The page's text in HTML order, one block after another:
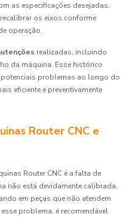
as especificações desejadas.
os eixos conforme
operação.
realizadas, incluindo
da máquina. Esse histórico
potenciais problemas ao longo do
eficiente e preventivamente
Router CNC e
Router CNC é a falta de
não está devidamente calibrada,
em peças que não atendem
problema, é recomendável